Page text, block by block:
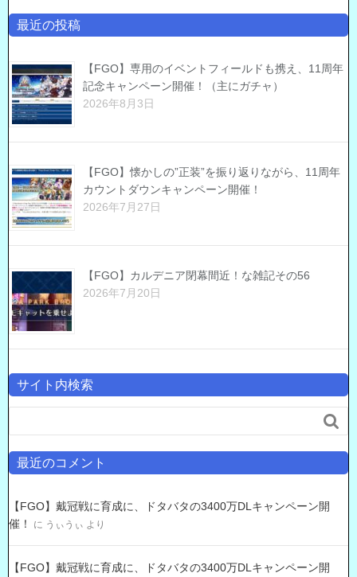
最近の投稿
【FGO】専用のイベントフィールドも携え、11周年
記念キャンペーン開催！（主にガチャ）
2026年8月3日
【FGO】懐かしの”正装”を振り返りながら、11周年
カウントダウンキャンペーン開催！
2026年7月27日
【FGO】カルデニア閉幕間近！な雑記その56
2026年7月20日
サイト内検索

最近のコメント
【FGO】戴冠戦に育成に、ドタバタの3400万DLキャンペーン開
催！
に うぃうぃ より
【FGO】戴冠戦に育成に、ドタバタの3400万DLキャンペーン開